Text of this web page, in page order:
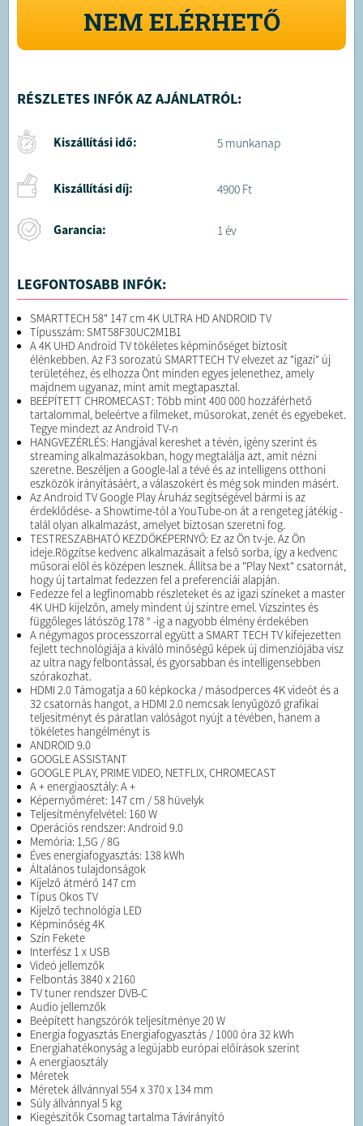
NEM ELÉRHETŐ
RÉSZLETES INFÓK AZ AJÁNLATRÓL:
Kiszállítási idő: 5 munkanap
Kiszállítási díj: 4900 Ft
Garancia: 1 év
LEGFONTOSABB INFÓK:
SMARTTECH 58" 147 cm 4K ULTRA HD ANDROID TV
Típusszám: SMT58F30UC2M1B1
A 4K UHD Android TV tökéletes képminőséget biztosít
élénkebben. Az F3 sorozatú SMARTTECH TV elvezet az "igazi" új
területéhez, és elhozza Önt minden egyes jelenethez, amely
majdnem ugyanaz, mint amit megtapasztal.
BEÉPÍTETT CHROMECAST: Több mint 400 000 hozzáférhető
tartalommal, beleértve a filmeket, műsorokat, zenét és egyebeket.
Tegye mindezt az Android TV-n
HANGVEZÉRLÉS: Hangjával kereshet a tévén, igény szerint és
streaming alkalmazásokban, hogy megtalálja azt, amit nézni
szeretne. Beszéljen a Google-lal a tévé és az intelligens otthoni
eszközök irányításáért, a válaszokért és még sok minden másért.
Az Android TV Google Play Áruház segítségével bármi is az
érdeklődése- a Showtime-tól a YouTube-on át a rengeteg játékig -
talál olyan alkalmazást, amelyet biztosan szeretni fog.
TESTRESZABHATÓ KEZDŐKÉPERNYŐ: Ez az Ön tv-je. Az Ön
ideje.Rögzítse kedvenc alkalmazásait a felső sorba, így a kedvenc
műsorai elöl és középen lesznek. Állítsa be a "Play Next" csatornát,
hogy új tartalmat fedezzen fel a preferenciái alapján.
Fedezze fel a legfinomabb részleteket és az igazi színeket a master
4K UHD kijelzőn, amely mindent új szintre emel. Vízszintes és
függőleges látószög 178 ° -ig a nagyobb élmény érdekében
A négymagos processzorral együtt a SMART TECH TV kifejezetten
fejlett technológiája a kiváló minőségű képek új dimenziójába visz
az ultra nagy felbontással, és gyorsabban és intelligensebben
szórakozhat.
HDMI 2.0 Támogatja a 60 képkocka / másodperces 4K videót és a
32 csatornás hangot, a HDMI 2.0 nemcsak lenyűgöző grafikai
teljesítményt és páratlan valóságot nyújt a tévében, hanem a
tökéletes hangélményt is
ANDROID 9.0
GOOGLE ASSISTANT
GOOGLE PLAY, PRIME VIDEO, NETFLIX, CHROMECAST
A + energiaosztály: A +
Képernyőméret: 147 cm / 58 hüvelyk
Teljesítményfelvétel: 160 W
Operációs rendszer: Android 9.0
Memória: 1,5G / 8G
Éves energiafogyasztás: 138 kWh
Általános tulajdonságok
Kijelző átmérő 147 cm
Típus Okos TV
Kijelző technológia LED
Képminőség 4K
Szín Fekete
Interfész 1 x USB
Videó jellemzők
Felbontás 3840 x 2160
TV tuner rendszer DVB-C
Audio jellemzők
Beépített hangszórók teljesítménye 20 W
Energia fogyasztás Energiafogyasztás / 1000 óra 32 kWh
Energiahatékonyság a legújabb európai előírások szerint
A energiaosztály
Méretek
Méretek állvánnyal 554 x 370 x 134 mm
Súly állvánnyal 5 kg
Kiegészítők Csomag tartalma Távirányító